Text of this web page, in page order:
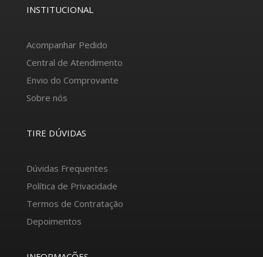
INSTITUCIONAL
Acompanhar Pedido
Central de Atendimento
Envio do Comprovante
Sobre nós
TIRE DÚVIDAS
Dúvidas Frequentes
Política de Privacidade
Termos de Contratação
Depoimentos